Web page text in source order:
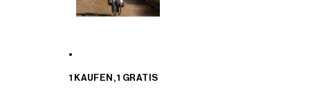
1 KAUFEN, 1 GRATIS